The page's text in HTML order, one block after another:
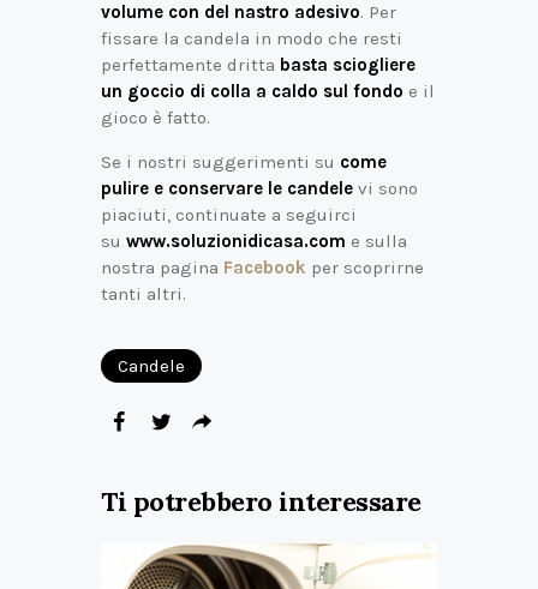
volume con del nastro adesivo. Per
fissare la candela in modo che resti
perfettamente dritta basta sciogliere
un goccio di colla a caldo sul fondo e il
gioco è fatto.
Se i nostri suggerimenti su come
pulire e conservare le candele vi sono
piaciuti, continuate a seguirci
su www.soluzionidicasa.com e sulla
nostra pagina Facebook per scoprirne
tanti altri.
Candele
Ti potrebbero interessare